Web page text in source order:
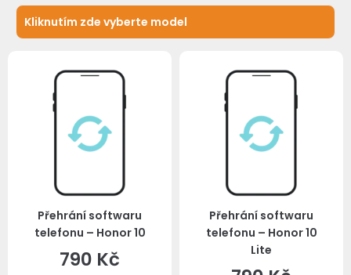
Přehrání softwaru
telefonu – Honor 10
790 Kč
Přehrání softwaru
telefonu – Honor 10
Lite